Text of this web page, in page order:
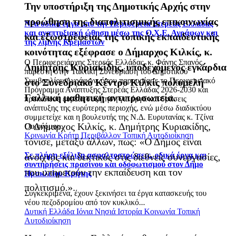
Νέα οδικά έργα από την Περιφέρεια Στερεάς Ελλάδας
και αναπτυξιακή ώθηση μέσω της Ο.Χ.Ε. Αγράφων και
της λίμνης Κρεμαστών
Ο Περιφερειάρχης Στερεάς Ελλάδας, κ. Φάνης Σπανός,
παρέστη στην Τακτική Συνεδρίαση του Δημοτικού
Συμβουλίου Αγράφων, όπου παρουσίασε το Περιφερειακό
Πρόγραμμα Ανάπτυξης Στερεάς Ελλάδας 2026-2030 και
προκάλεσε ευρεία συζήτηση για έργα και δράσεις
ανάπτυξης της ευρύτερης περιοχής, ενώ μέσω διαδικτύου
συμμετείχε και η βουλευτής της Ν.Δ. Ευρυτανίας κ. Τζίνα
Οικονόμου.
Κοινωνία Κρήτη Περιβάλλον Τοπική Αυτοδιοίκηση
Σε πλήρη εξέλιξη ασφαλτοστρώσεις, οδικά έργα και
συντηρήσεις πρασίνου και οδοφωτισμού στον Δήμο
Ηρακλείου Κρήτης
Συγκεκριμένα, έχουν ξεκινήσει τα έργα κατασκευής του
νέου πεζοδρομίου από τον κυκλικό...
Δυτική Ελλάδα Ιόνια Νησιά Ιστορία Κοινωνία Τοπική
Αυτοδιοίκηση
Την υποστήριξη της Δημοτικής Αρχής στην
προώθηση της διαπολιτισμικής επικοινωνίας
και εξωστρέφειας της τοπικής εκπαιδευτικής
κοινότητας εξέφρασε ο Δήμαρχος Κιλκίς, κ.
Δημήτρης Κυριακίδης, υποδεχόμενος εγκάρδια
στο Συνεδριακό Κέντρο Κιλκίς πολυμελή
Γαλλική μαθητική αντιπροσωπεία.
Ο Δήμαρχος Κιλκίς, κ. Δημήτρης Κυριακίδης,
τόνισε, μεταξύ άλλων, πως: «Ο Δήμος είναι
ανοιχτός και δεκτικός στις διεθνείς συνεργασίες,
που υπηρετούν την εκπαίδευση και τον
πολιτισμό.».